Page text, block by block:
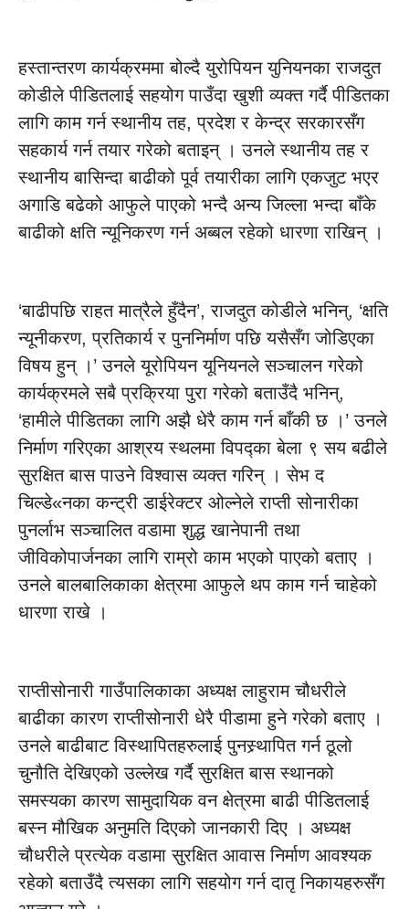
हस्तान्तरण कार्यक्रममा बोल्दै युरोपियन युनियनका राजदुत
कोडीले पीडितलाई सहयोग पाउँदा खुशी व्यक्त गर्दै पीडितका
लागि काम गर्न स्थानीय तह, प्रदेश र केन्द्र सरकारसँग
सहकार्य गर्न तयार गरेको बताइन् । उनले स्थानीय तह र
स्थानीय बासिन्दा बाढीको पूर्व तयारीका लागि एकजुट भएर
अगाडि बढेको आफुले पाएको भन्दै अन्य जिल्ला भन्दा बाँके
बाढीको क्षति न्यूनिकरण गर्न अब्बल रहेको धारणा राखिन् ।
‘बाढीपछि राहत मात्रैले हुँदैन’, राजदुत कोडीले भनिन्, ‘क्षति
न्यूनीकरण, प्रतिकार्य र पुननिर्माण पछि यसैसँग जोडिएका
विषय हुन् ।’ उनले यूरोपियन यूनियनले सञ्चालन गरेको
कार्यक्रमले सबै प्रक्रिया पुरा गरेको बताउँदै भनिन्,
‘हामीले पीडितका लागि अझै धेरै काम गर्न बाँकी छ ।’ उनले
निर्माण गरिएका आश्रय स्थलमा विपद्का बेला ९ सय बढीले
सुरक्षित बास पाउने विश्वास व्यक्त गरिन् । सेभ द
चिल्डे«नका कन्ट्री डाईरेक्टर ओल्नेले राप्ती सोनारीका
पुनर्लाभ सञ्चालित वडामा शुद्ध खानेपानी तथा
जीविकोपार्जनका लागि राम्रो काम भएको पाएको बताए ।
उनले बालबालिकाका क्षेत्रमा आफुले थप काम गर्न चाहेको
धारणा राखे ।
राप्तीसोनारी गाउँपालिकाका अध्यक्ष लाहुराम चौधरीले
बाढीका कारण राप्तीसोनारी धेरै पीडामा हुने गरेको बताए ।
उनले बाढीबाट विस्थापितहरुलाई पुनस्र्थापित गर्न ठूलो
चुनौति देखिएको उल्लेख गर्दै सुरक्षित बास स्थानको
समस्यका कारण सामुदायिक वन क्षेत्रमा बाढी पीडितलाई
बस्न मौखिक अनुमति दिएको जानकारी दिए । अध्यक्ष
चौधरीले प्रत्येक वडामा सुरक्षित आवास निर्माण आवश्यक
रहेको बताउँदै त्यसका लागि सहयोग गर्न दातृ निकायहरुसँग